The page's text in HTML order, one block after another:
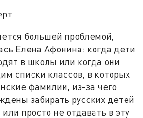
большей проблемой,
Елена Афонина: когда дети
в школы или когда они
списки классов, в которых
фамилии, из-за чего
забирать русских детей
или просто не отдавать в эту